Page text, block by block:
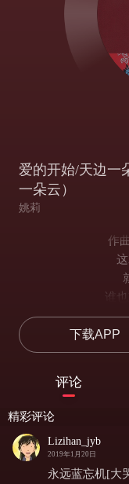
爱的开始/天边一
一朵云）
姚莉
作
谁
要
看
哦
下载APP
评论
精彩评论
Lizihan_jyb
2019年1月20日
永远蓝忘机[大